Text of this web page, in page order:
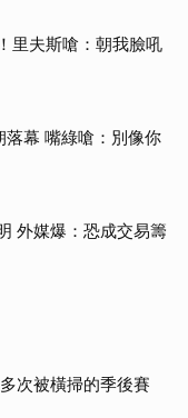
里夫斯嗆：朝我臉吼
幕 嘴綠嗆：別像你
外媒爆：恐成交易籌
次被橫掃的季後賽